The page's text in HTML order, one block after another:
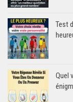
Test
Quel